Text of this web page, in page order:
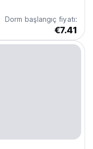
language)
Dorm başlangıç fiyatı:
€7.41